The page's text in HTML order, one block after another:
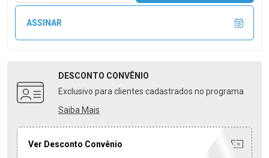
ASSINAR
DESCONTO CONVÊNIO
Exclusivo para clientes cadastrados no programa
Saiba Mais
Ver Desconto Convênio